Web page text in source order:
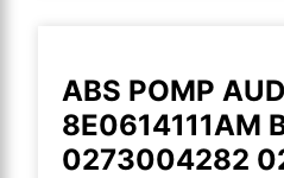
ABS POMP
8E0614111AM
0273004282